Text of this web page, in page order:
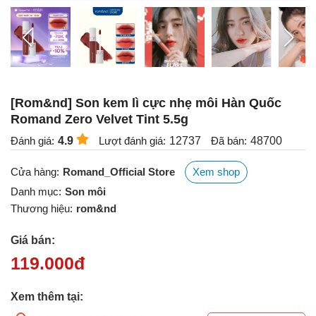
[Rom&nd] Son kem lì cực nhẹ môi Hàn Quốc
Romand Zero Velvet Tint 5.5g
Đánh giá: 4.9 Lượt đánh giá: 12737 Đã bán: 48700
Cửa hàng: Romand_Official Store
Xem shop
Danh mục: Son môi
Thương hiệu: rom&nd
Giá bán:
119.000đ
Xem thêm tại: